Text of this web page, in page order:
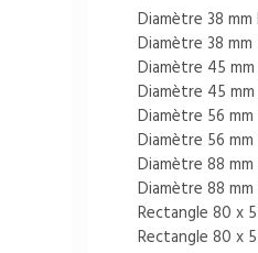
Diamètre 38 mm
Diamètre 38 mm
Diamètre 45 mm
Diamètre 45
Diamètre 56 mm
Diamètre 56
Diamètre 88 mm
Diamètre 88 mm
Rectangle 80 x
Rectangle 80 x